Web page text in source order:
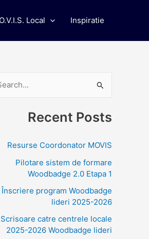
Local Inspiratie
Recent Posts
Resurse Coordonator MOVIS
Pilotare sistem de formare
Woodbadge 2.0 Etapa 1
Înscriere program Woodbadge
lideri 2025-2026
Scrisoare catre centrele locale
2025-2026 Woodbadge lideri